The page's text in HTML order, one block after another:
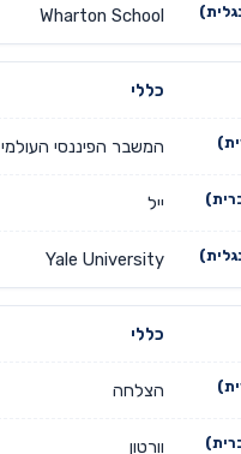
Wharton School
כללי
המשבר הפיננסי העולמי
ייל
Yale University
כללי
הצלחה
וורטון